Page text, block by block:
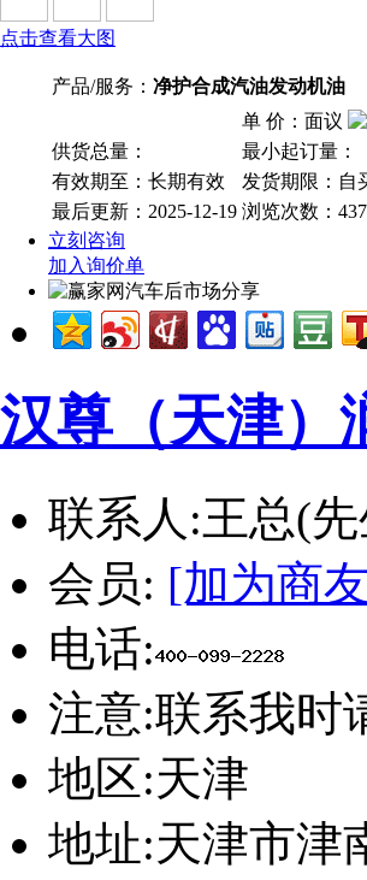
点击查看大图
产品/服务： 净护合成汽油发动机油
单 价：面议
供货总量：
最小起订量：
有效期至：长期有效
发货期限：自
最后更新：2025-12-19 浏览次数： 437
立刻咨询
加入询价单
汉尊（天津）
联系人:王总(
会员: [加为商
电话:
注意:联系我时
地区:天津
地址:天津市津